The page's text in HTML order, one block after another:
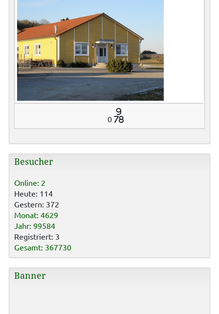
0
9
78
Besucher
Online: 2
Heute: 114
Gestern: 372
Monat: 4629
Jahr: 99584
Registriert: 3
Gesamt: 367730
Banner